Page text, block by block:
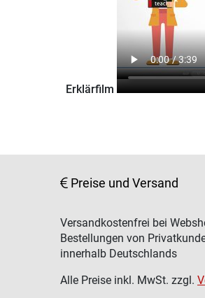
Erklärfilm
Preise und Versand
Versandkostenfrei bei
Bestellungen von
innerhalb Deutschlands
Alle Preise inkl. MwSt. zzgl.